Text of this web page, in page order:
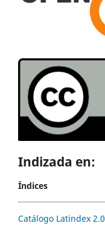
Indizada en:
Índices
Catálogo Latindex 2.0